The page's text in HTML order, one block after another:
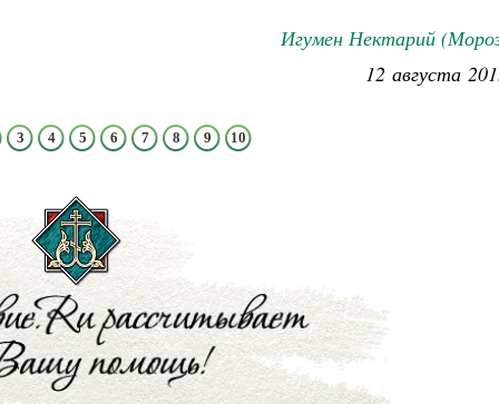
Игумен Нектарий
12 августа
3 4 5 6 7 8 9 10